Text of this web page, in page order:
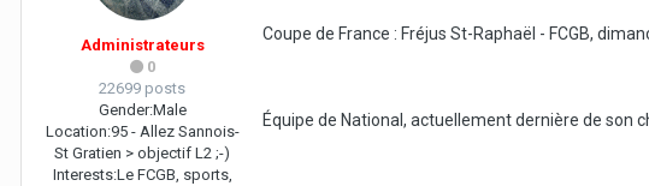
Administrateurs
0
22699 posts
Gender:Male
Location:95 - Allez Sannois-
St Gratien > objectif L2 ;-)
Interests:Le FCGB, sports,
Coupe de France : Fréjus St-Raphaël - FCGB,
Équipe de National, actuellement dernière de son